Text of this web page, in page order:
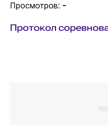
Просмотров: -
Протокол